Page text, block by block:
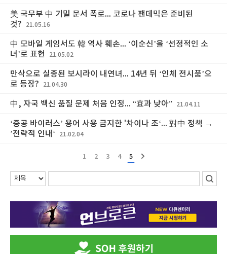
美 국무부 中 기밀 문서 폭로... 코로나 팬데믹은 준비된
것?
21.05.16
中 모바일 게임서도 韓 역사 훼손... ‘이순신’을 ‘선정적인 소
녀’로 표현
21.05.02
만삭으로 실종된 보시라이 내연녀... 14년 뒤 ‘인체 전시품’으
로 등장?
21.04.30
中, 자국 백신 품질 문제 처음 인정... “효과 낮아” 21.04.11
‘중공 바이러스’ 용어 사용 금지한 '차이나 조‘... 對中 정책 →
’전략적 인내‘
21.02.04
1 2 3 4 5